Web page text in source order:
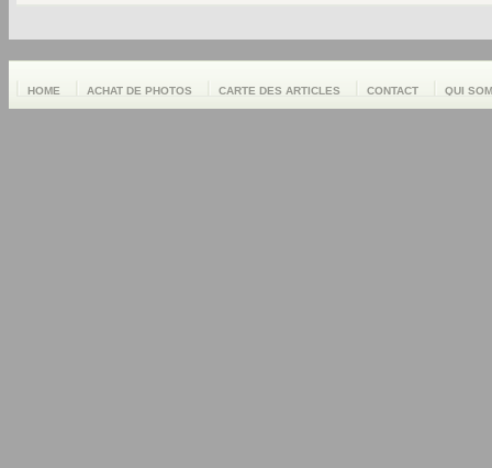
HOME ACHAT DE PHOTOS CARTE DES ARTICLES CONTACT QUI